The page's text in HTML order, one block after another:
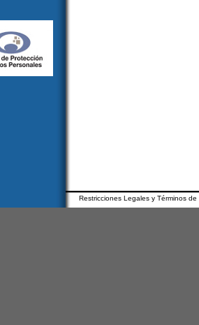
Restricciones Legales y Términos de